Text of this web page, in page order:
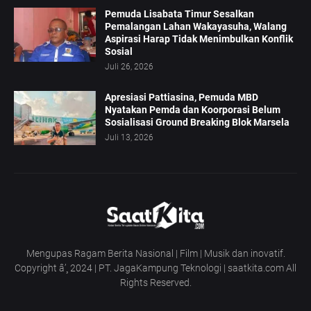
Pemuda Lisabata Timur Sesalkan
Pemalangan Lahan Wakayasuha, Walang
Aspirasi Harap Tidak Menimbulkan Konflik
Sosial
Juli 26, 2026
Apresiasi Pattiasina, Pemuda MBD
Nyatakan Pemda dan Koorporasi Belum
Sosialisasi Ground Breaking Blok Marsela
Juli 13, 2026
Mengupas Ragam Berita Nasional | Film | Musik dan inovatif.
Copyright â’¸ 2024 | PT. JagaKampung Teknologi | saatkita.com All
Rights Reserved.